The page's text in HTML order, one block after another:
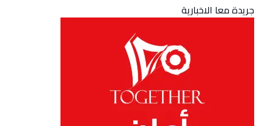
جريدة معا الاخبارية